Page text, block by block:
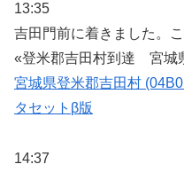
13:35
吉田門前に着きました。こ
«登米郡吉田村到達 宮城
宮城県登米郡吉田村
タセットβ版
14:37